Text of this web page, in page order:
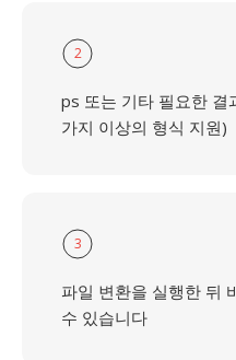
2
ps 또는 기타 필요한 결
가지 이상의 형식 지원)
3
파일 변환을 실행한 뒤
수 있습니다